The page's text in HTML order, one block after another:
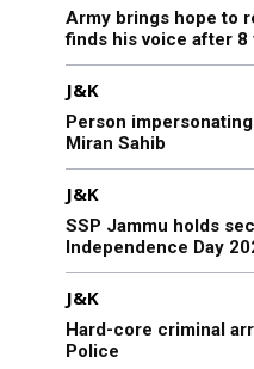
Army brings hope to
finds his voice after
J&K
Person
Miran Sahib
J&K
SSP Jammu holds
Independence Day
J&K
Hard-core criminal
Police